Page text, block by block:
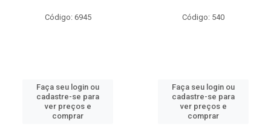
Código: 6945
Faça seu login ou
cadastre-se para
ver preços e
comprar
Código: 540
Faça seu login ou
cadastre-se para
ver preços e
comprar